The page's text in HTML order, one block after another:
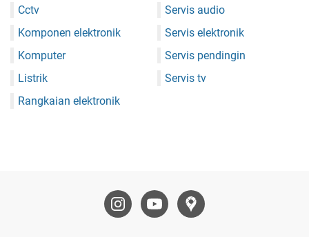
Cctv
Komponen elektronik
Komputer
Listrik
Rangkaian elektronik
Servis audio
Servis elektronik
Servis pendingin
Servis tv